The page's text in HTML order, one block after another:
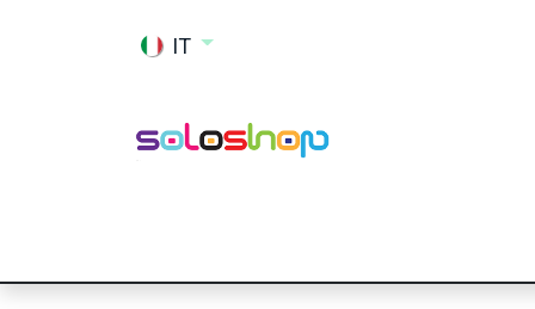
IT